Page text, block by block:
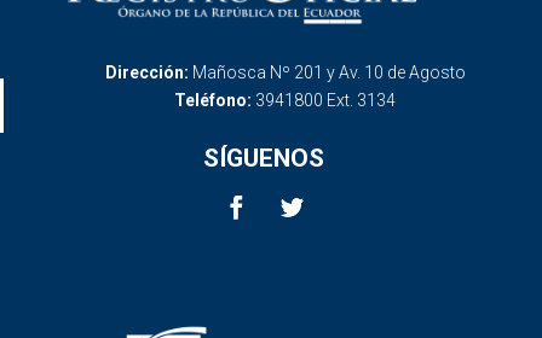
Dirección: Mañosca Nº 201 y Av. 10 de Agosto
Teléfono: 3941800 Ext. 3134
SÍGUENOS